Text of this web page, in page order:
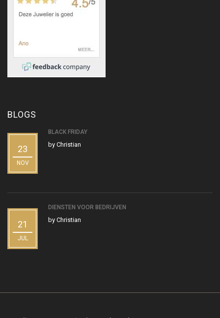
BLOGS
23
NOV
BLACK FRIDAY
by Christian
21
JUL
DIENSTEN VOOR BEDRIJVEN
by Christian